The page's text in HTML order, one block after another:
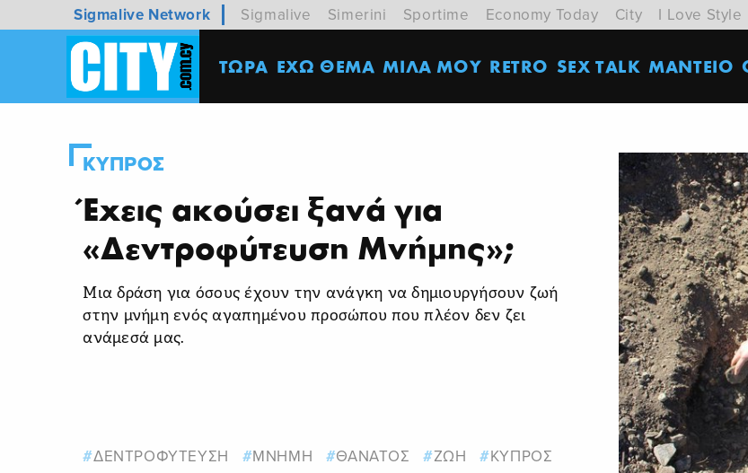
Sigmalive Network Sigmalive Simerini Sportime Economy Today City I Love Style
ΤΩΡΑ ΕΧΩ ΘΕΜΑ MΙΛΑ ΜΟΥ RETRO SEX TALK ΜΑΝΤΕΙΟ
ΚΥΠΡΟΣ
Έχεις ακούσει ξανά για
«Δεντροφύτευση Μνήμης»;
Μια δράση για όσους έχουν την ανάγκη να δημιουργήσουν ζωή
στην μνήμη ενός αγαπημένου προσώπου που πλέον δεν ζει
ανάμεσά μας.
ΔΕΝΤΡΟΦΥΤΕΥΣΗ ΜΝΗΜΗ ΘΑΝΑΤΟΣ ΖΩΗ ΚΥΠΡΟΣ